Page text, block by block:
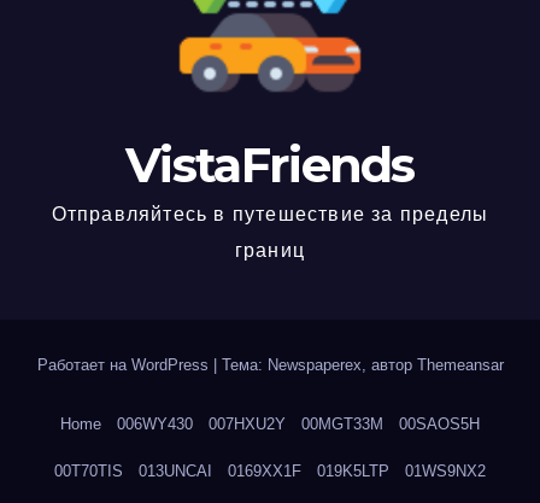
VistaFriends
Отправляйтесь в путешествие за пределы
границ
Работает на WordPress Тема: Newspaperex, автор Themeansar
Home 006WY430 007HXU2Y 00MGT33M 00SAOS5H
00T70TIS 013UNCAI 0169XX1F 019K5LTP 01WS9NX2